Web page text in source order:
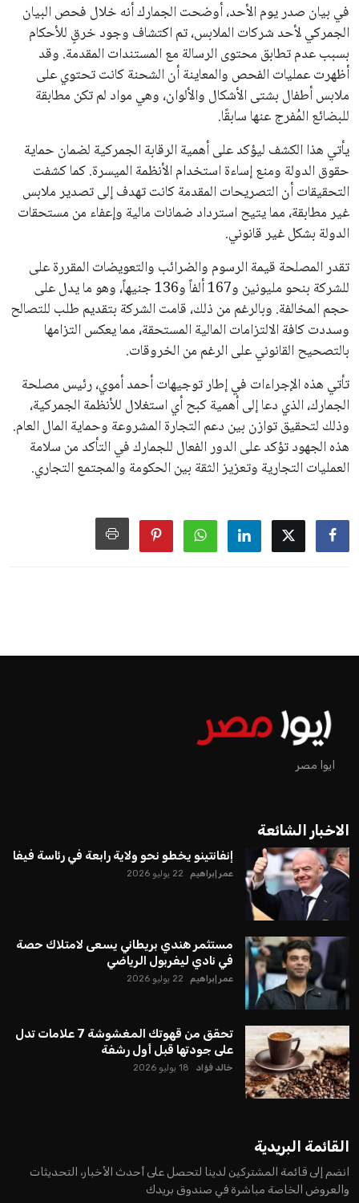
في بيان صدر يوم الأحد، أوضحت الجمارك أنه خلال فحص البيان
الجمركي لأحد شركات الملابس، تم اكتشاف وجود خرقٍ للأحكام
بسبب عدم تطابق محتوى الرسالة مع المستندات المقدمة. وقد
أظهرت عمليات الفحص والمعاينة أن الشحنة كانت تحتوي على
ملابس أطفال بشتى الأشكال والألوان، وهي مواد لم تكن مطابقة
للبضائع المُفرج عنها سابقًا.
يأتي هذا الكشف ليؤكد على أهمية الرقابة الجمركية لضمان حماية
حقوق الدولة ومنع إساءة استخدام الأنظمة الميسرة. كما كشفت
التحقيقات أن التصريحات المقدمة كانت تهدف إلى تصدير ملابس
غير مطابقة، مما يتيح استرداد ضمانات مالية وإعفاء من مستحقات
الدولة بشكل غير قانوني.
تقدر المصلحة قيمة الرسوم والضرائب والتعويضات المقررة على
للشركة بنحو مليونين و167 ألفاً و136 جنيهاً، وهو ما يدل على
حجم المخالفة. وبالرغم من ذلك، قامت الشركة بتقديم طلب للتصالح
وسددت كافة الالتزامات المالية المستحقة، مما يعكس التزامها
بالتصحيح القانوني على الرغم من الخروقات.
تأتي هذه الإجراءات في إطار توجيهات أحمد أموي، رئيس مصلحة
الجمارك، الذي دعا إلى أهمية كبح أي استغلال للأنظمة الجمركية،
وذلك لتحقيق توازن بين دعم التجارة المشروعة وحماية المال العام.
هذه الجهود تؤكد على الدور الفعال للجمارك في التأكد من سلامة
العمليات التجارية وتعزيز الثقة بين الحكومة والمجتمع التجاري.
ايوا مصر
الاخبار الشائعة
إنفانتينو يخطو نحو ولاية رابعة في رئاسة فيفا
عمر إبراهيم 22 يوليو 2026
مستثمر هندي بريطاني يسعى لامتلاك حصة
في نادي ليفربول الرياضي
عمر إبراهيم 22 يوليو 2026
تحقق من قهوتك المغشوشة 7 علامات تدل
على جودتها قبل أول رشفة
خالد فؤاد 18 يوليو 2026
القائمة البريدية
انضم إلى قائمة المشتركين لدينا لتحصل على أحدث الأخبار، التحديثات
والعروض الخاصة مباشرة في صندوق بريدك